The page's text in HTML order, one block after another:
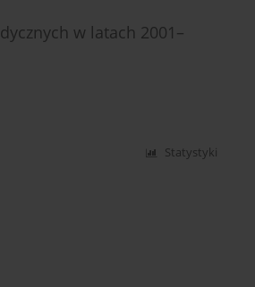
w latach 2001–
Statystyki